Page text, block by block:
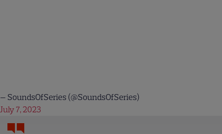
— SoundsOfSeries (@SoundsOfSeries)
July 7, 2023